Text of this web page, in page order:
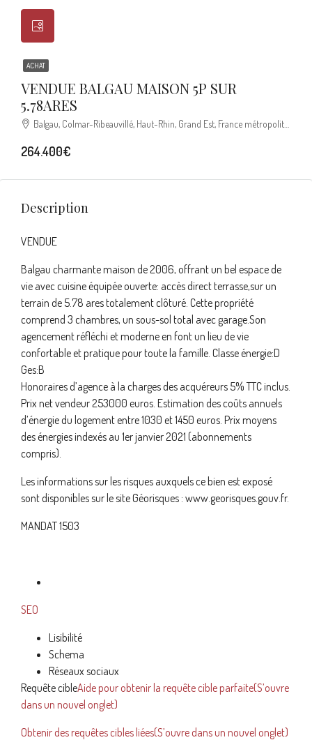
ACHAT
VENDUE BALGAU MAISON 5P SUR
5.78ARES
Balgau, Colmar-Ribeauvillé, Haut-Rhin, Grand Est, France métropolitaine, 68740, France
264.400€
Description
VENDUE
Balgau charmante maison de 2006, offrant un bel espace de
vie avec cuisine équipée ouverte: accès direct terrasse,sur un
terrain de 5.78 ares totalement clôturé. Cette propriété
comprend 3 chambres, un sous-sol total avec garage.Son
agencement réfléchi et moderne en font un lieu de vie
confortable et pratique pour toute la famille. Classe énergie:D
Ges:B
Honoraires d’agence à la charges des acquéreurs 5% TTC inclus.
Prix net vendeur 253000 euros. Estimation des coûts annuels
d’énergie du logement entre 1030 et 1450 euros. Prix moyens
des énergies indexés au 1er janvier 2021 (abonnements
compris).
Les informations sur les risques auxquels ce bien est exposé
sont disponibles sur le site Géorisques : www.georisques.gouv.fr.
MANDAT 1503
SEO
Lisibilité
Schema
Réseaux sociaux
Requête cibleAide pour obtenir la requête cible parfaite(S’ouvre
dans un nouvel onglet)
Obtenir des requêtes cibles liées(S’ouvre dans un nouvel onglet)